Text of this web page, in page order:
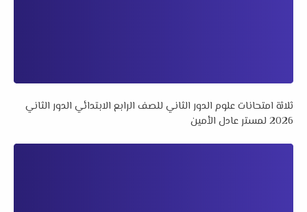
ثلاثة امتحانات علوم الدور الثاني للصف الرابع الابتدائي الدور الثاني
2026 لمستر عادل الأمين